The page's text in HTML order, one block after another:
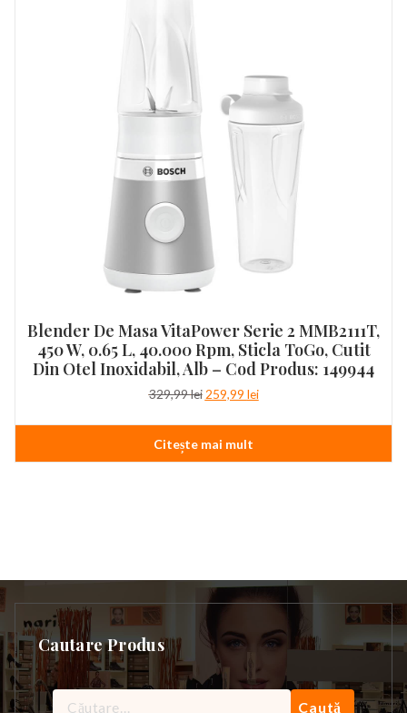
Blender De Masa VitaPower Serie 2 MMB2111T,
450 W, 0.65 L, 40.000 Rpm, Sticla ToGo, Cutit
Din Otel Inoxidabil, Alb – Cod Produs: 149944
329,99lei Prețul
a
fost:
329,99 lei.
259,99 leiPrețul
este:
Citește mai mult
Cautare Produs
Caută